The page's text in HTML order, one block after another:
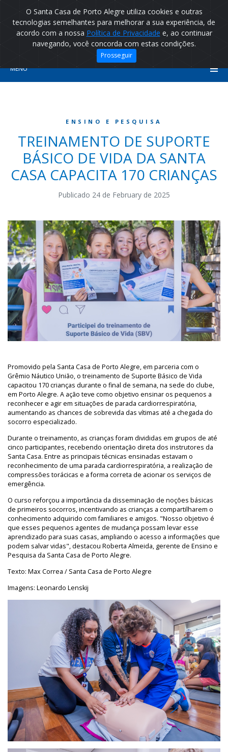
O Santa Casa de Porto Alegre utiliza cookies e outras
tecnologias semelhantes para melhorar a sua experiência, de
acordo com a nossa Política de Privacidade e, ao continuar
navegando, você concorda com estas condições.
Prosseguir
MENU
ENSINO E PESQUISA
TREINAMENTO DE SUPORTE
BÁSICO DE VIDA DA SANTA
CASA CAPACITA 170 CRIANÇAS
Publicado 24 de February de 2025
Promovido pela Santa Casa de Porto Alegre, em parceria com o
Grêmio Náutico União, o treinamento de Suporte Básico de Vida
capacitou 170 crianças durante o final de semana, na sede do clube,
em Porto Alegre. A ação teve como objetivo ensinar os pequenos a
reconhecer e agir em situações de parada cardiorrespiratória,
aumentando as chances de sobrevida das vítimas até a chegada do
socorro especializado.
Durante o treinamento, as crianças foram divididas em grupos de até
cinco participantes, recebendo orientação direta dos instrutores da
Santa Casa. Entre as principais técnicas ensinadas estavam o
reconhecimento de uma parada cardiorrespiratória, a realização de
compressões torácicas e a forma correta de acionar os serviços de
emergência.
O curso reforçou a importância da disseminação de noções básicas
de primeiros socorros, incentivando as crianças a compartilharem o
conhecimento adquirido com familiares e amigos. "Nosso objetivo é
que esses pequenos agentes de mudança possam levar esse
aprendizado para suas casas, ampliando o acesso a informações que
podem salvar vidas", destacou Roberta Almeida, gerente de Ensino e
Pesquisa da Santa Casa de Porto Alegre.
Texto: Max Correa / Santa Casa de Porto Alegre
Imagens: Leonardo Lenskij